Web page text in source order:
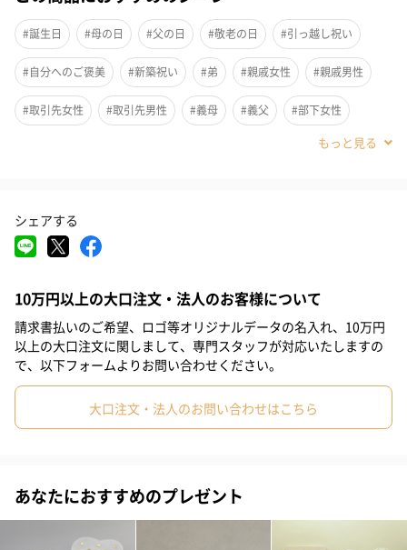
【THE MODERN JAPANISM(ザ モダン ジャパニズム)】
【THE MODERN JAPANISM(ザ モダン ジャパニズム)】はアワサカ
のオリジナルブランドで、岐阜の美濃地方で生産される国産美濃
少し小ぶりな深皿は料理が盛り付けやすくとても使いやすいお皿
です。
ご自身でのご使用はもちろん、大切な方への贈り物に大変おすす
めです。
原材料
磁器
本体サイズ
幅195mm×奥行195mm×高さ40mm
#誕生日 #母の日 #父の日 #敬老の日 #引っ越し祝い
#自分へのご褒美 #新築祝い #弟 #親戚女性 #親戚男性
#取引先女性 #取引先男性 #義母 #義父 #部下女性
#妹 #兄
#祖父 #祖母
#男性 #男友達
#20代後半 #40代 #50代 #60代 #70代 #10代
#80代 #90代
シェアする
10万円以上の大口注文・法人のお客様について
請求書払いのご希望、ロゴ等オリジナルデータの名入れ、10万円
以上の大口注文に関しまして、専門スタッフが対応いたしますの
で、以下フォームよりお問い合わせください。
大口注文・法人のお問い合わせはこちら
あなたにおすすめのプレゼント